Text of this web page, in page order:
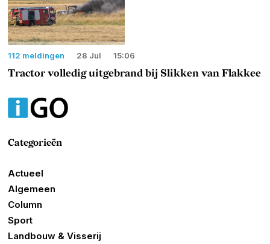
112 meldingen 28 Jul 15:06
Tractor volledig uitgebrand bij Slikken van Flakkee
Categorieën
Actueel
Algemeen
Column
Sport
Landbouw & Visserij